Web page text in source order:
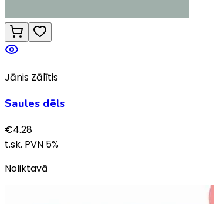
Jānis Zālītis
Saules dēls
€4.28
t.sk. PVN 5%
Noliktavā